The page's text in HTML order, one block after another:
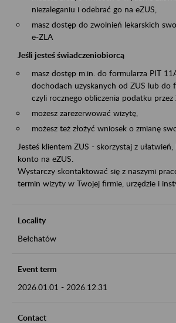
niezaleganiu i odebrać go na eZUS,
masz dostęp do zwolnień lekarskich
e-ZLA
Jeśli jesteś świadczeniobiorcą
masz dostęp m.in. do formularza PIT
dochodach uzyskanych od ZUS lub do
czyli rocznego obliczenia podatku przez
możesz zarezerwować wizytę,
możesz też złożyć wniosek o zmianę
Jesteś klientem ZUS - skorzystaj z
konto na eZUS.
Wystarczy skontaktować się z naszymi
termin wizyty w Twojej firmie, urzędzie i
Locality
Bełchatów
Event term
2026.01.01 - 2026.12.31
Contact